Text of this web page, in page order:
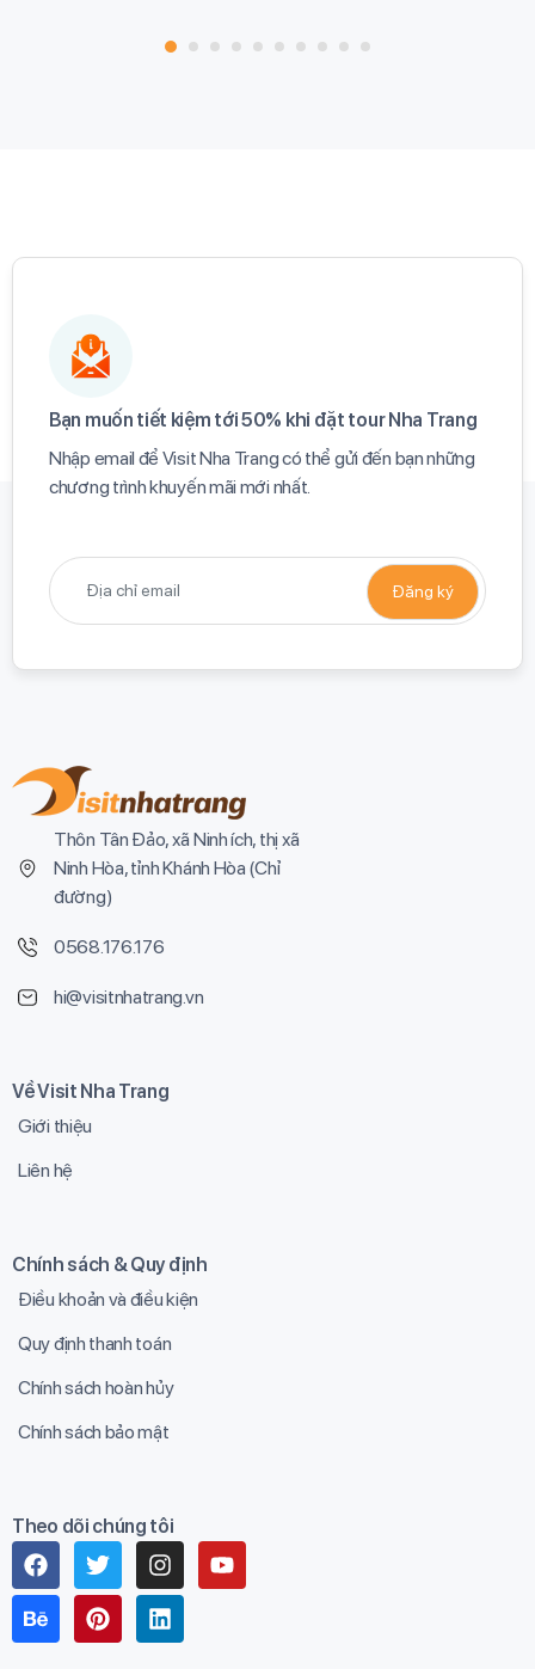
Bạn muốn tiết kiệm tới 50% khi đặt tour Nha Trang​
Nhập email để Visit Nha Trang có thể gửi đến bạn những
chương trình khuyến mãi mới nhất.​
Thôn Tân Đảo, xã Ninh ích, thị xã
Ninh Hòa, tỉnh Khánh Hòa (Chỉ
đường)
0568.176.176
hi@visitnhatrang.vn
Về Visit Nha Trang
Giới thiệu
Liên hệ
Chính sách & Quy định
Điều khoản và điều kiện
Quy định thanh toán
Chính sách hoàn hủy
Chính sách bảo mật
Theo dõi chúng tôi